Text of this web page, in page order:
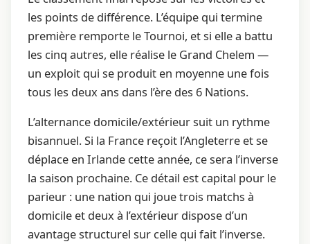
les points de différence. L’équipe qui termine
première remporte le Tournoi, et si elle a battu
les cinq autres, elle réalise le Grand Chelem —
un exploit qui se produit en moyenne une fois
tous les deux ans dans l’ère des 6 Nations.
L’alternance domicile/extérieur suit un rythme
bisannuel. Si la France reçoit l’Angleterre et se
déplace en Irlande cette année, ce sera l’inverse
la saison prochaine. Ce détail est capital pour le
parieur : une nation qui joue trois matchs à
domicile et deux à l’extérieur dispose d’un
avantage structurel sur celle qui fait l’inverse.